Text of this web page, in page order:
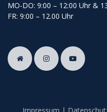
MO-DO: 9:00 – 12:00 Uhr &
FR: 9:00 – 12.00 Uhr